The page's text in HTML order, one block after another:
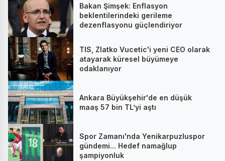
Bakan Şimşek: Enflasyon
beklentilerindeki gerileme
dezenflasyonu güçlendiriyor
TIS, Zlatko Vucetic'i yeni CEO olarak
atayarak küresel büyümeye
odaklanıyor
Ankara Büyükşehir'de en düşük
maaş 57 bin TL’yi aştı
Spor Zamanı'nda Yenikarpuzluspor
gündemi... Hedef namağlup
şampiyonluk